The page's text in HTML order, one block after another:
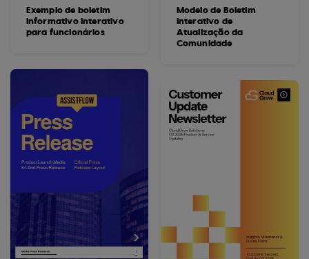
Exemplo de boletim
informativo interativo
para funcionários
Modelo de Boletim
Interativo de
Atualização da
Comunidade